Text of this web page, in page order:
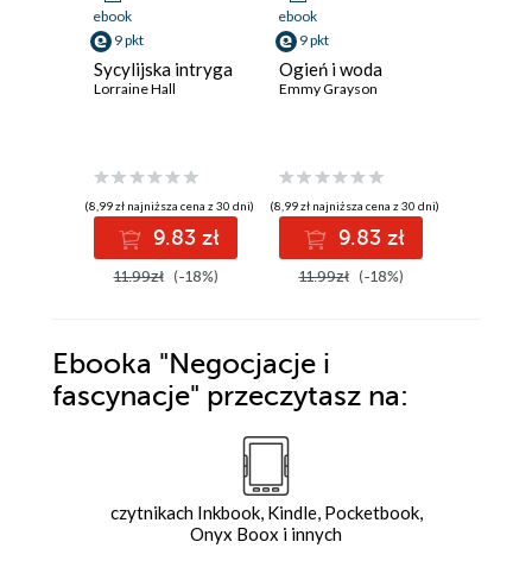
ebook
9 pkt
Sycylijska intryga
Lorraine Hall
(8,99 zł najniższa cena z 30 dni)
9.83 zł
11.99zł (-18%)
ebook
9 pkt
Ogień i woda
Emmy Grayson
(8,99 zł najniższa cena z 30 dni)
9.83 zł
11.99zł (-18%)
Ebooka "Negocjacje i
fascynacje" przeczytasz na:
czytnikach Inkbook, Kindle, Pocketbook,
Onyx Boox i innych